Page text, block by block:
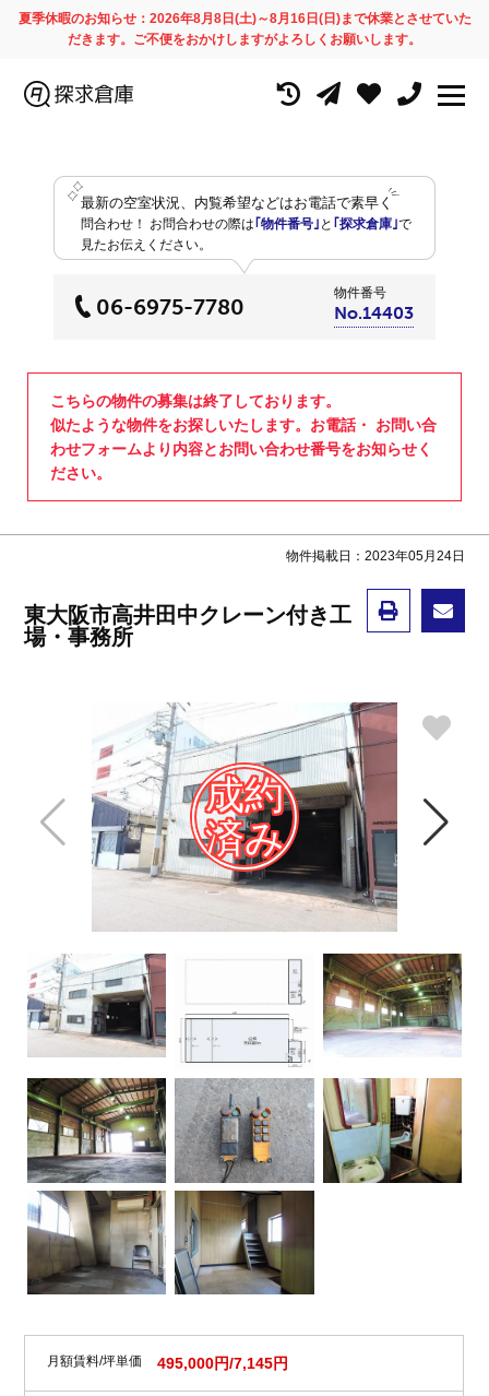
夏季休暇のお知らせ：2026年8月8日(土)～8月16日(日)まで休業とさせていた
だきます。ご不便をおかけしますがよろしくお願いします。
最新の空室状況、内覧希望などはお電話で素早く
問合わせ！ お問合わせの際は ｢物件番号｣ と ｢探求倉庫｣で
見たお伝えください。
06-6975-7780
物件番号
No.14403
こちらの物件の募集は終了しております。
似たような物件をお探しいたします。お電話・ お問い合
わせフォームより内容とお問い合わせ番号をお知らせく
ださい。
物件掲載日：2023年05月24日
東大阪市高井田中クレーン付き工
場・事務所
月額賃料/坪単価 495,000円/7,145円